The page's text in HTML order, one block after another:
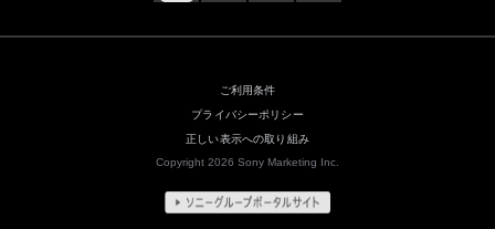
ご利用条件
プライバシーポリシー
正しい表示への取り組み
Copyright 2026 Sony Marketing Inc.